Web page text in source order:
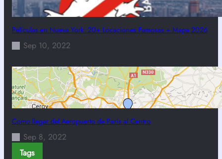
Películas en Nueva York: 20+ Locaciones Famosas + Mapa 2026
Sep 10, 2022
Como llegar del Aeropuerto de París al Centro
Sep 8, 2022
Tags